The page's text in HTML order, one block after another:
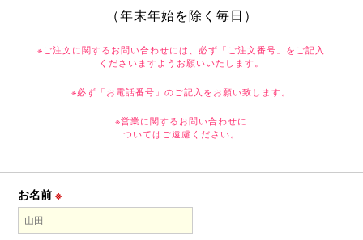
（年末年始を除く毎日）
※ご注文に関するお問い合わせには、必ず「ご注文番号」をご記入
くださいますようお願いいたします。
※必ず「お電話番号」のご記入をお願い致します。
※営業に関するお問い合わせに
ついてはご遠慮ください。
お名前※